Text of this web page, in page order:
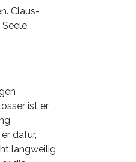
Claus-
ist er
dafür,
langweilig